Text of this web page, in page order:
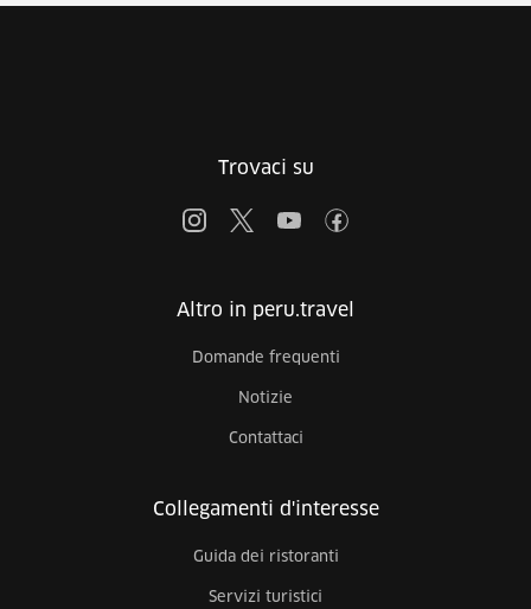
Trovaci su
Altro in peru.travel
Domande frequenti
Notizie
Contattaci
Collegamenti d'interesse
Guida dei ristoranti
Servizi turistici